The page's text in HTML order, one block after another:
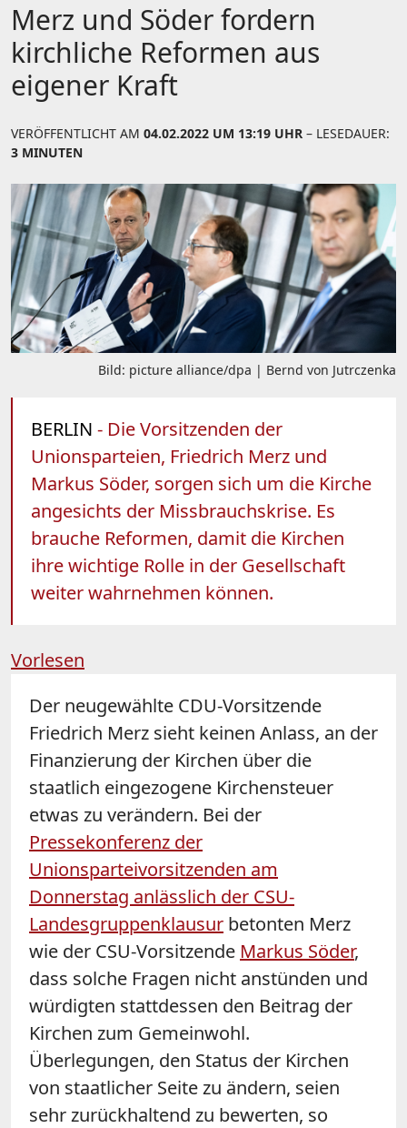
Merz und Söder fordern
kirchliche Reformen aus
eigener Kraft
VERÖFFENTLICHT AM 04.02.2022 UM 13:19 UHR – LESEDAUER:
3 MINUTEN
Bild: picture alliance/dpa | Bernd von Jutrczenka
BERLIN - Die Vorsitzenden der
Unionsparteien, Friedrich Merz und
Markus Söder, sorgen sich um die Kirche
angesichts der Missbrauchskrise. Es
brauche Reformen, damit die Kirchen
ihre wichtige Rolle in der Gesellschaft
weiter wahrnehmen können.
Vorlesen
Der neugewählte CDU-Vorsitzende
Friedrich Merz sieht keinen Anlass, an der
Finanzierung der Kirchen über die
staatlich eingezogene Kirchensteuer
etwas zu verändern. Bei der
Pressekonferenz der
Unionsparteivorsitzenden am
Donnerstag anlässlich der CSU-
Landesgruppenklausur betonten Merz
wie der CSU-Vorsitzende Markus Söder,
dass solche Fragen nicht anstünden und
würdigten stattdessen den Beitrag der
Kirchen zum Gemeinwohl.
Überlegungen, den Status der Kirchen
von staatlicher Seite zu ändern, seien
sehr zurückhaltend zu bewerten, so